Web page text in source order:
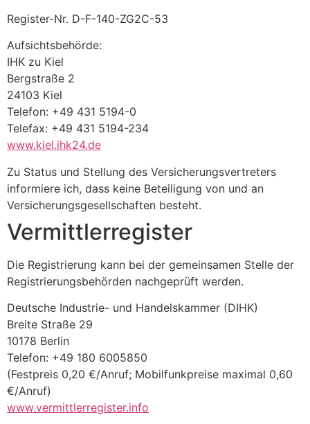
Register-Nr. D-F-140-ZG2C-53
Aufsichtsbehörde:
IHK zu Kiel
Bergstraße 2
24103 Kiel
Telefon: +49 431 5194-0
Telefax: +49 431 5194-234
www.kiel.ihk24.de
Zu Status und Stellung des Versicherungsvertreters
informiere ich, dass keine Beteiligung von und an
Versicherungsgesellschaften besteht.
Vermittlerregister
Die Registrierung kann bei der gemeinsamen Stelle der
Registrierungsbehörden nachgeprüft werden.
Deutsche Industrie- und Handelskammer (DIHK)
Breite Straße 29
10178 Berlin
Telefon: +49 180 6005850
(Festpreis 0,20 €/Anruf; Mobilfunkpreise maximal 0,60
€/Anruf)
www.vermittlerregister.info